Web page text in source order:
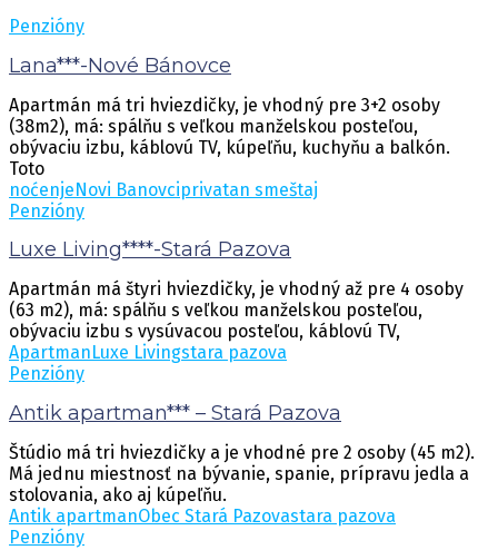
Penzióny
Lana***-Nové Bánovce
Apartmán má tri hviezdičky, je vhodný pre 3+2 osoby
(38m2), má: spálňu s veľkou manželskou posteľou,
obývaciu izbu, káblovú TV, kúpeľňu, kuchyňu a balkón.
Toto
noćenjeNovi Banovciprivatan smeštaj
Penzióny
Luxe Living****-Stará Pazova
Apartmán má štyri hviezdičky, je vhodný až pre 4 osoby
(63 m2), má: spálňu s veľkou manželskou posteľou,
obývaciu izbu s vysúvacou posteľou, káblovú TV,
Apartman Luxe Livingstara pazova
Penzióny
Antik apartman*** – Stará Pazova
Štúdio má tri hviezdičky a je vhodné pre 2 osoby (45 m2).
Má jednu miestnosť na bývanie, spanie, prípravu jedla a
stolovania, ako aj kúpeľňu.
Antik apartmanObec Stará Pazovastara pazova
Penzióny